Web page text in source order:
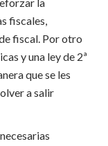
fiscales,
fiscal. Por otro
y una ley de 2ª
que se les
a salir